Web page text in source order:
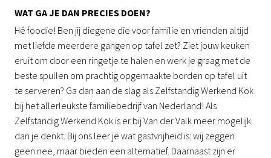
WAT GA JE DAN PRECIES DOEN?
Hé foodie! Ben jij diegene die voor familie en vrienden altijd
met liefde meerdere gangen op tafel zet? Ziet jouw keuken
eruit om door een ringetje te halen en werk je graag met de
beste spullen om prachtig opgemaakte borden op tafel uit
te serveren? Ga dan aan de slag als Zelfstandig Werkend Kok
bij het allerleukste familiebedrijf van Nederland! Als
Zelfstandig Werkend Kok is er bij Van der Valk meer mogelijk
dan je denkt. Bij ons leer je wat gastvrijheid is: wij zeggen
geen nee, maar bieden een alternatief. Daarnaast zijn er